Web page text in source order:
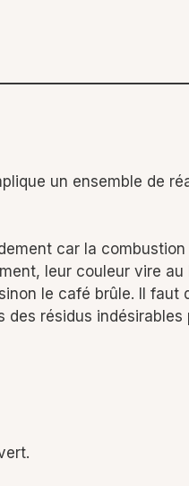
un ensemble de
car la
leur couleur vire au
le café brûle. Il faut
résidus indésirables